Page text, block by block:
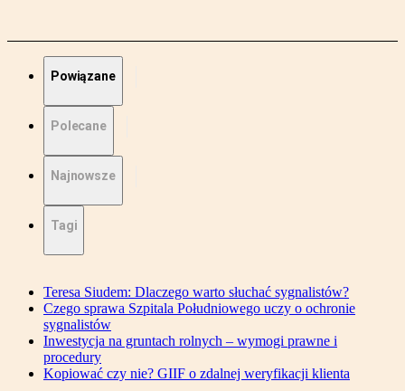
Powiązane
Polecane
Najnowsze
Tagi
Teresa Siudem: Dlaczego warto słuchać sygnalistów?
Czego sprawa Szpitala Południowego uczy o ochronie
sygnalistów
Inwestycja na gruntach rolnych – wymogi prawne i
procedury
Kopiować czy nie? GIIF o zdalnej weryfikacji klienta